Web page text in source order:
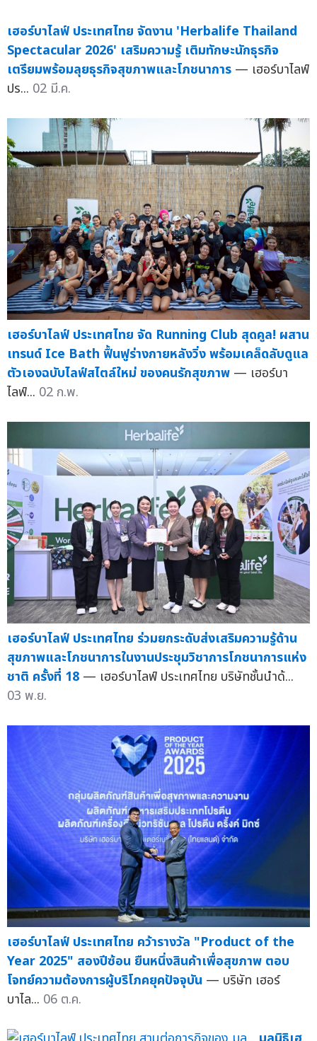
เฮอร์บาไลฟ์ ประเทศไทย จัดงาน 'Herbalife Thailand
Spectacular 2026' เสริมความรู้ เติมทักษะนักธุรกิจ
เตรียมพร้อมลุยธุรกิจสุขภาพและโภชนาการ — เฮอร์บาไลฟ์
ปร... 02 มี.ค.
เฮอร์บาไลฟ์ ประเทศไทย จัด Running Club สุดคูล! ผสาน
เทรนด์ Ice Bath ฟื้นฟูร่างกายหลังวิ่ง พร้อมเคล็ดลับดูแล
ตัวเองฉบับไลฟ์สไตล์ใหม่ ของคนรักสุขภาพ — เฮอร์บา
ไลฟ์... 02 ก.พ.
เฮอร์บาไลฟ์ ประเทศไทย ร่วมยกระดับส่งเสริมความรู้ด้าน
สุขภาพและโภชนาการในงานประชุมวิชาการโภชนาการแห่ง
ชาติ ครั้งที่ 18 — เฮอร์บาไลฟ์ ประเทศไทย บริษัทชั้นนำด้...
03 พ.ย.
เฮอร์บาไลฟ์ ประเทศไทย คว้ารางวัล "Product of the
Year 2025" สองปีซ้อน ยืนหนึ่งสินค้าเพื่อสุขภาพ ตอบ
โจทย์ความต้องการผู้บริโภคยุคปัจจุบัน — บริษัท เฮอร์
บาไล... 06 ต.ค.